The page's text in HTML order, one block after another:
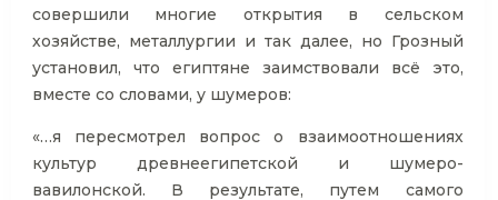
совершили многие открытия в сельском
хозяйстве, металлургии и так далее, но Грозный
установил, что египтяне заимствовали всё это,
вместе со словами, у шумеров:
«…я пересмотрел вопрос о взаимоотношениях
культур древнеегипетской и шумеро-
вавилонской. В результате, путем самого